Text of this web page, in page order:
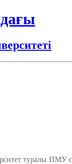
туралы ПМУ